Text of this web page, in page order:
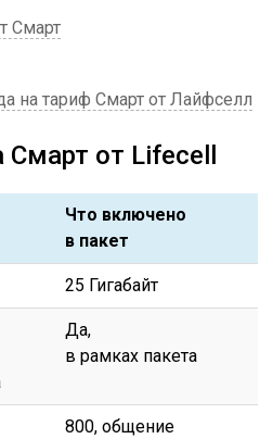
Смарт
на тариф Смарт от Лайфселл
Смарт от Lifecell
Что включено
в пакет
25 Гигабайт
Да,
в рамках пакета
800, общение